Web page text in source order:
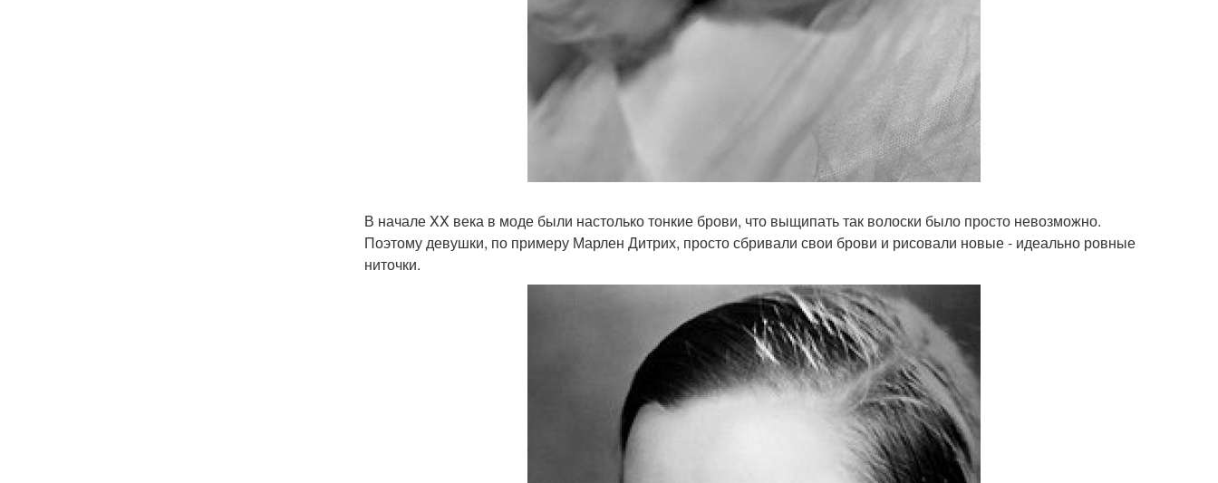
В начале XX века в моде были настолько тонкие брови, что выщипать так волоски было просто невозможно.
Поэтому девушки, по примеру Марлен Дитрих, просто сбривали свои брови и рисовали новые - идеально ровные
ниточки.